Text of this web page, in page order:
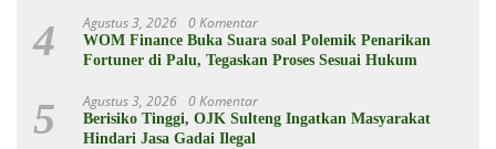
4 Agustus 3, 2026 0 Komentar
WOM Finance Buka Suara soal Polemik Penarikan
Fortuner di Palu, Tegaskan Proses Sesuai Hukum
5 Agustus 3, 2026 0 Komentar
Berisiko Tinggi, OJK Sulteng Ingatkan Masyarakat
Hindari Jasa Gadai Ilegal